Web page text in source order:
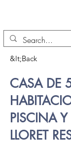
&lt;Back
CASA DE
PISCINA
LLORET